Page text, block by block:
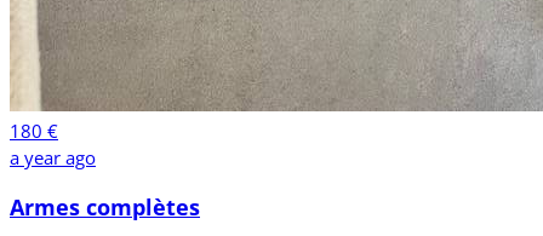
180 €
a year ago
Armes complètes